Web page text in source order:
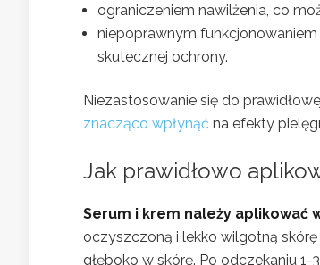
ograniczeniem nawilżenia, co
niepoprawnym
skutecznej ochrony.
Niezastosowanie się do
znacząco wpłynąć na efekty
Jak prawidłowo
Serum i krem należy aplikować
oczyszczoną i lekko wilgotną
głęboko w skórę. Po odczekaniu